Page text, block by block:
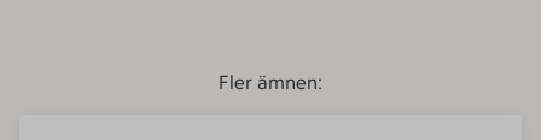
Fler ämnen: